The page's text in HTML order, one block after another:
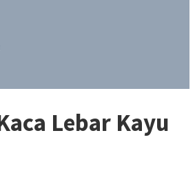
Lebar Kayu